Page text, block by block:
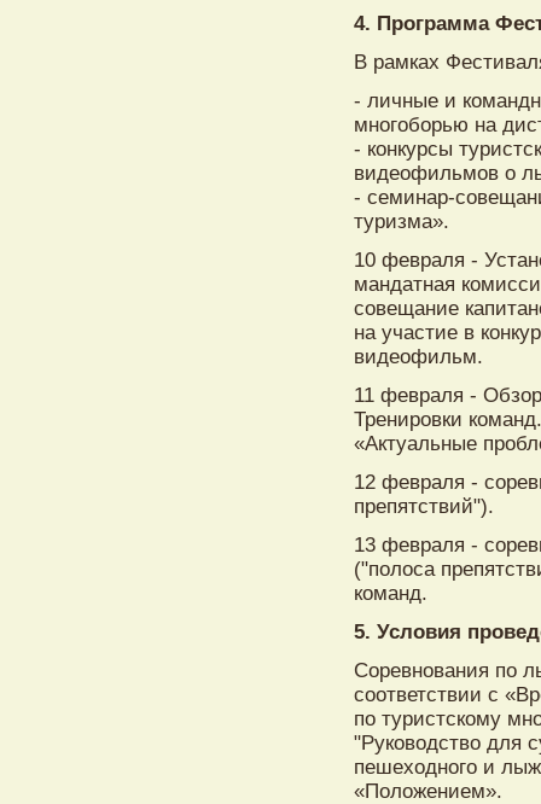
4. Программа
В рамках
- личные и
многоборью на
- конкурсы
видеофильмов о
- семинар-
туризма».
10 февраля -
мандатная
совещание
на участие в
видеофильм.
11 февраля -
Тренировки
«Актуальные
12 февраля -
препятствий").
13 февраля -
("полоса
команд.
5. Условия
Соревнования по
соответствии с
по туристскому
"Руководство для
пешеходного и
«Положением».